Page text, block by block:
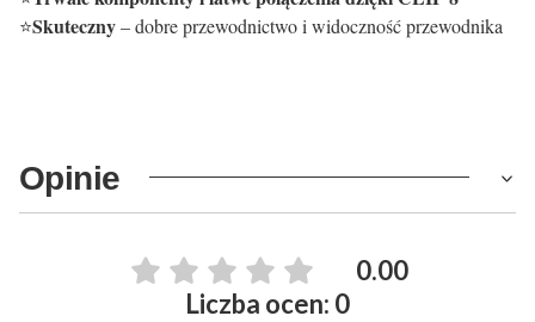
⭐Skuteczny– dobre przewodnictwo i widoczność przewodnika
Opinie
0.00
Liczba ocen: 0